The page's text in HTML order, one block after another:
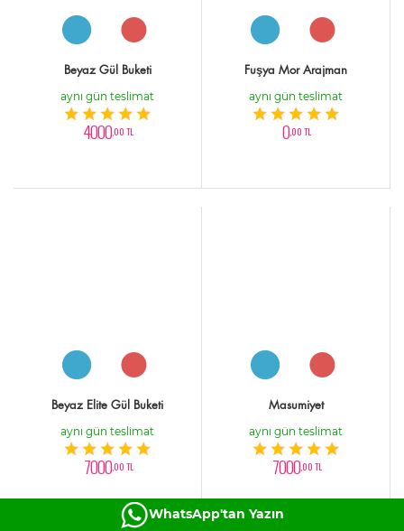
Beyaz Gül Buketi
aynı gün teslimat
4000,00 TL
Fuşya Mor Arajman
aynı gün teslimat
0,00 TL
Beyaz Elite Gül Buketi
aynı gün teslimat
7000,00 TL
Masumiyet
aynı gün teslimat
7000,00 TL
WhatsApp'tan Yazın